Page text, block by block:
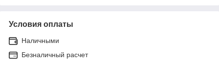
Условия оплаты
Наличными
Безналичный расчет